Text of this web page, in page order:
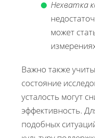
Нехватка
может
Важно также
состояние
усталость могут
эффективность.
подобных